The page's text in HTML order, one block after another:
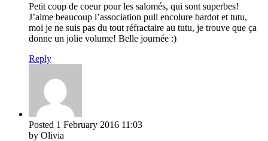
Petit coup de coeur pour les salomés, qui sont superbes!
J’aime beaucoup l’association pull encolure bardot et tutu,
moi je ne suis pas du tout réfractaire au tutu, je trouve que ça
donne un jolie volume! Belle journée :)
Reply
Posted 1 February 2016 11:03
by Olivia